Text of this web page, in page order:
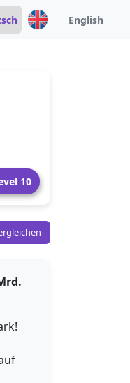
English
10